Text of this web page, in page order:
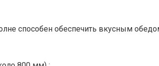
способен обеспечить вкусным